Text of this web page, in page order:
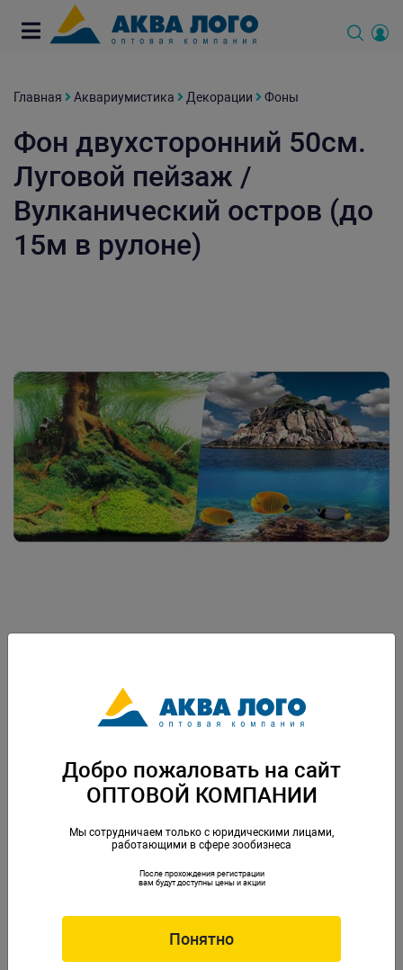
Главная Аквариумистика Декорации Фоны
Фон двухсторонний 50см.
Луговой пейзаж /
Вулканический остров (до
15м в рулоне)
Артикул: 9045-9067(50)
Фон аквариумный пленочный. Предназначен для декорирования
Скачать каталог
Добро пожаловать на сайт
ОПТОВОЙ КОМПАНИИ
Мы сотрудничаем только с юридическими лицами,
работающими в сфере зообизнеса
После прохождения регистрации
вам будут доступны цены и акции
Понятно